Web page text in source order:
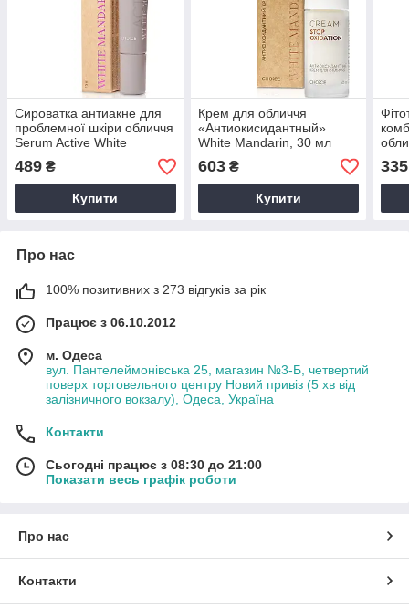
Сироватка антиакне для
проблемної шкіри обличчя
Serum Active White
489 ₴
Купити
Крем для обличчя
«Антиокисидантный»
White Mandarin, 30 мл
603₴
Купити
335
Про нас
100% позитивних з 273 відгуків за рік
Працює з 06.10.2012
м. Одеса
вул. Пантелеймонівська 25, магазин №3-Б, четвертий
поверх торговельного центру Новий привіз (5 хв від
залізничного вокзалу), Одеса, Україна
Контакти
Сьогодні працює з 08:30 до 21:00
Показати весь графік роботи
Про нас
Контакти